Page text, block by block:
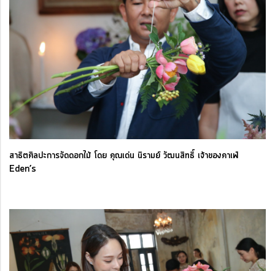
สาธิตศิลปะการจัดดอกไม้ โดย คุณเด่น นิรามย์ วัฒนสิทธิ์ เจ้าของคาเฟ่
Eden’s